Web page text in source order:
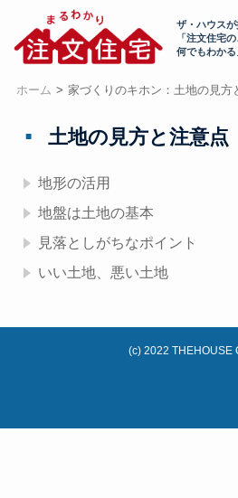
ザ・ハウスが
「注文住宅
何でもわか
ホーム 家づくりのキホン：土地の見方
土地の見方と注意点
地形の活用
地盤は土地の基本
見落としがちなポイント
いい土地、悪い土地
(c) 2022 THEHOUSE